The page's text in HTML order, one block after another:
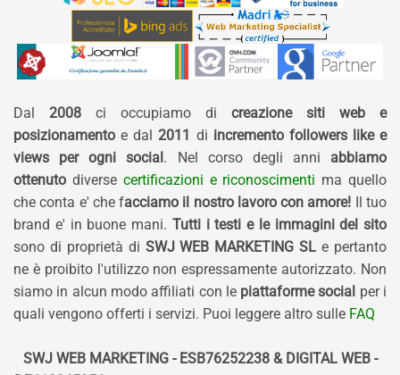
Dal 2008 ci occupiamo di creazione siti web e
posizionamento e dal 2011 di incremento followers like e
views per ogni social. Nel corso degli anni abbiamo
ottenuto diverse certificazioni e riconoscimenti ma quello
che conta e' che facciamo il nostro lavoro con amore! Il tuo
brand e' in buone mani. Tutti i testi e le immagini del sito
sono di proprietà di SWJ WEB MARKETING SL e pertanto
ne è proibito l'utilizzo non espressamente autorizzato. Non
siamo in alcun modo affiliati con le piattaforme social per i
quali vengono offerti i servizi. Puoi leggere altro sulle FAQ
SWJ WEB MARKETING - ESB76252238 & DIGITAL WEB -